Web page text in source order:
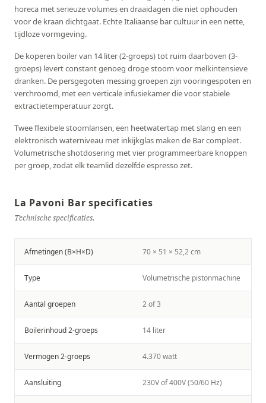
horeca met serieuze volumes en draaidagen die niet ophouden
voor de kraan dichtgaat. Echte Italiaanse bar cultuur in een nette,
tijdloze vormgeving.
De koperen boiler van 14 liter (2-groeps) tot ruim daarboven (3-
groeps) levert constant genoeg droge stoom voor melkintensieve
dranken. De persgegoten messing groepen zijn vooringespoten en
verchroomd, met een verticale infusiekamer die voor stabiele
extractietemperatuur zorgt.
Twee flexibele stoomlansen, een heetwatertap met slang en een
elektronisch waterniveau met inkijkglas maken de Bar compleet.
Volumetrische shotdosering met vier programmeerbare knoppen
per groep, zodat elk teamlid dezelfde espresso zet.
La Pavoni Bar specificaties
Technische specificaties.
Afmetingen (B×H×D) 70 × 51 × 52,2 cm
Type Volumetrische pistonmachine
Aantal groepen 2 of 3
Boilerinhoud 2-groeps 14 liter
Vermogen 2-groeps 4.370 watt
Aansluiting 230V of 400V (50/60 Hz)